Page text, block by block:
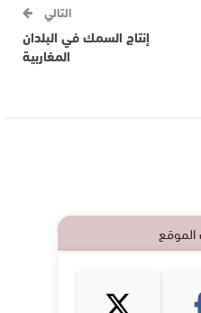
التالي
إنتاج السمك في البلدان
المغاربية
الموقع